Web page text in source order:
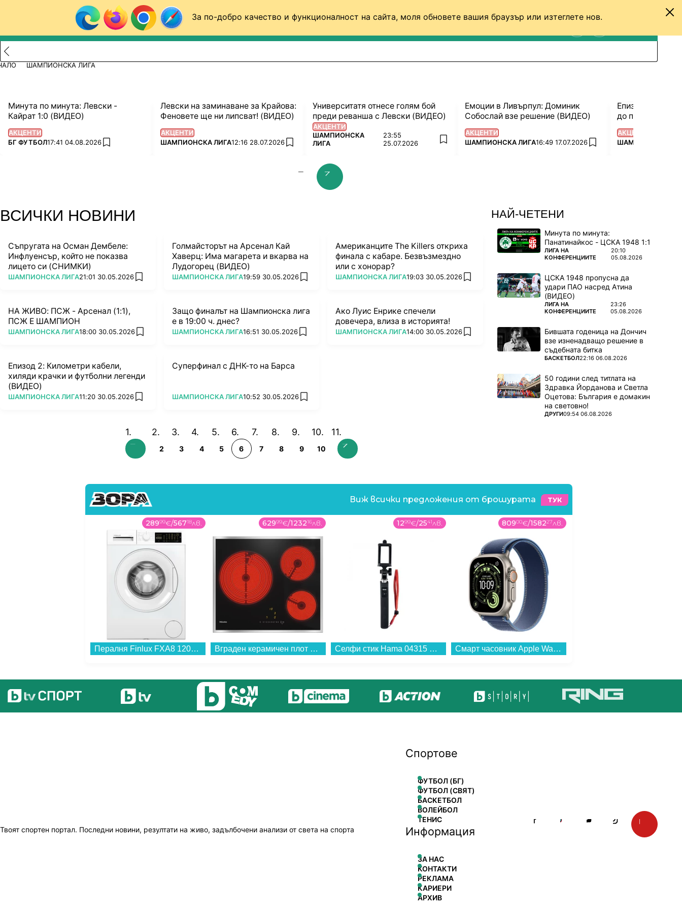
За по-добро качество и функционалност на сайта, моля обновете вашия браузър или изтеглете нов.
Към съдържанието
Търси в сайта
ВИДЕО ФУТБОЛ (БГ)
Назад към ...
ШАМПИОНСКА ЛИГА
Минута по минута: Левски -
Кайрат 1:0 (ВИДЕО)
АКЦЕНТИ
ПОВЕЧЕ ОТ
БГ ФУТБОЛ17:41 04.08.2026 add favorites
Левски на заминаване за Крайова:
Феновете ще ни липсват! (ВИДЕО)
АКЦЕНТИ
ПОВЕЧЕ ОТ
ШАМПИОНСКА ЛИГА12:16 28.07.2026 add favorites
Университатя отнесе голям бой
преди реванша с Левски (ВИДЕО)
АКЦЕНТИ
ПОВЕЧЕ ОТ
ШАМПИОНСКА
ЛИГА
23:55
25.07.2026
add favorites
Емоции в Ливърпул: Доминик
Собослай взе решение (ВИДЕО)
АКЦЕНТИ
ПОВЕЧЕ ОТ
ШАМПИОНСКА ЛИГА16:49 17.07.2026 add favorites
Епизод 3:
до последната
АКЦЕНТИ
ПОВЕЧЕ ОТ
ШАМПИОНСКА
prev slidenext slide
ВСИЧКИ НОВИНИ
Съпругата на Осман Дембеле:
Инфлуенсър, който не показва
лицето си (СНИМКИ)
ПОВЕЧЕ ОТ
ШАМПИОНСКА ЛИГА21:01 30.05.2026 add favorites
Голмайсторът на Арсенал Кай
Хаверц: Има магарета и вкарва на
Лудогорец (ВИДЕО)
ПОВЕЧЕ ОТ
ШАМПИОНСКА ЛИГА19:59 30.05.2026 add favorites
Американците The Killers откриха
финала с кабаре. Безвъзмездно
или с хонорар?
ПОВЕЧЕ ОТ
ШАМПИОНСКА ЛИГА19:03 30.05.2026 add favorites
НА ЖИВО: ПСЖ - Арсенал (1:1),
ПСЖ Е ШАМПИОН
ПОВЕЧЕ ОТ
ШАМПИОНСКА ЛИГА18:00 30.05.2026 add favorites
Защо финалът на Шампионска лига
е в 19:00 ч. днес?
ПОВЕЧЕ ОТ
ШАМПИОНСКА ЛИГА16:51 30.05.2026 add favorites
Ако Луис Енрике спечели
довечера, влиза в историята!
ПОВЕЧЕ ОТ
ШАМПИОНСКА ЛИГА14:00 30.05.2026 add favorites
Епизод 2: Километри кабели,
хиляди крачки и футболни легенди
(ВИДЕО)
ПОВЕЧЕ ОТ
ШАМПИОНСКА ЛИГА11:20 30.05.2026 add favorites
Суперфинал с ДНК-то на Барса
ПОВЕЧЕ ОТ
ШАМПИОНСКА ЛИГА10:52 30.05.2026 add favorites
2 3 4 5 6 7 8 9 10
НАЙ-ЧЕТЕНИ
Минута по минута:
Панатинайкос - ЦСКА 1948 1:1
ПОВЕЧЕ ОТ
ЛИГА НА
КОНФЕРЕНЦИИТЕ
20:10
05.08.2026
ЦСКА 1948 пропусна да
удари ПАО насред Атина
(ВИДЕО)
ПОВЕЧЕ ОТ
ЛИГА НА
КОНФЕРЕНЦИИТЕ
23:26
05.08.2026
Бившата годеница на Дончич
взе изненадващо решение в
съдебната битка
ПОВЕЧЕ ОТ
БАСКЕТБОЛ22:16 06.08.2026
50 години след титлата на
Здравка Йорданова и Светла
Оцетова: България е домакин
на световно!
ПОВЕЧЕ ОТ
ДРУГИ09:54 06.08.2026
Виж всички предложения от брошурата ТУК
28999€/56718лв.
Пералня Finlux FXA8 120W , 1200 об./мин., 8.00 kg, D , Бял...
62999€/123216лв.
Вграден керамичен плот MIELE KM 6527 FR , Електрически...
1299€/2541лв.
Селфи стик Hama 04315 FUN 70...
80900€/158227лв.
Смарт часовник Apple Watch Ultra 3 49mm Nat/Blue Trail Loop M/L mewu4 , 1.98...
Твоят спортен портал. Последни новини, резултати на живо, задълбочени анализи от света на спорта
Спортове
ФУТБОЛ (БГ)
ФУТБОЛ (СВЯТ)
БАСКЕТБОЛ
ВОЛЕЙБОЛ
ТЕНИС
Информация
ЗА НАС
КОНТАКТИ
РЕКЛАМА
КАРИЕРИ
АРХИВ